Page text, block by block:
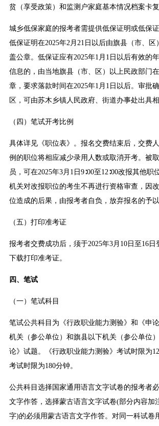
贫（享受政策）和监测户家庭基本情况档案卡复
城乡低保家庭的报考者需提供低保证明或低保
低保证明在2025年2月21日以后由旗县（市、区
盖公章。低保证应有2025年1月1日以后有效的
信息的，由当地旗县（市、区）以上民政部门
章，要求落款时间在2025年1月1日以后。审批
区，可由苏木乡镇人民政府、街道办事处出具相
（四）笔试开考比例
具体详见《职位表》。报名交费结束后，交费
例的职位将相应减少录用人数或取消开考。被
员，可在2025年3月1日9∶00至12∶00改报其他
机关对改报职位的考生不再进行资格审查，因
位造成的后果，由报考者自负，放弃报名的予以
（五）打印准考证
报考者交费成功后，须于2025年3月10日至16
下载打印准考证。
四、笔试
（一）笔试科目
笔试公共科目为《行政职业能力测验》和《申
机关（参公单位）和旗县以下机关（参公单位
论》试题。《行政职业能力测验》考试时限为
考试时限为180分钟。
公共科目选择国家通用语言文字试卷的报考者
文字作答，选择蒙古语言文字试卷(部分内容加
字)的必须用蒙古语言文字作答。对同一科试卷